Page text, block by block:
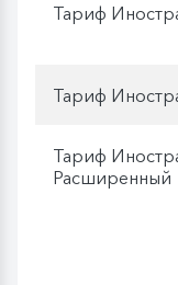
Тариф
Тариф
Тариф
Расширенный